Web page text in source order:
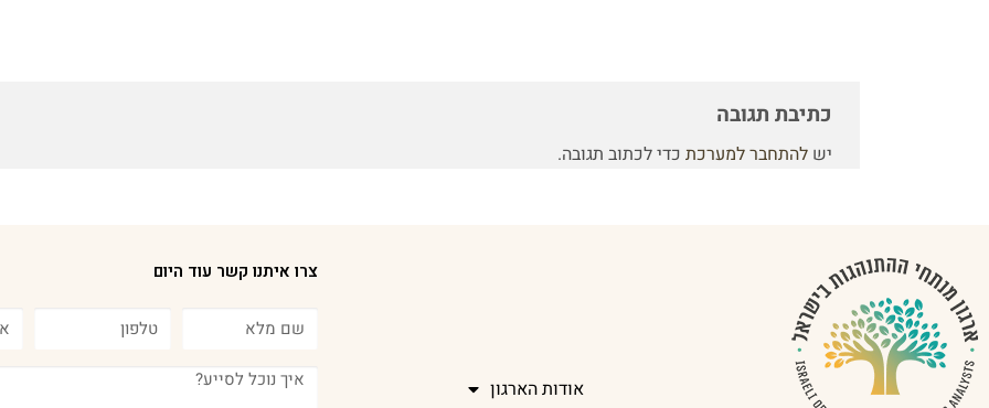
כתיבת תגובה
יש להתחבר למערכת כדי לכתוב תגובה.
אודות הארגון
צרו איתנו קשר עוד היום